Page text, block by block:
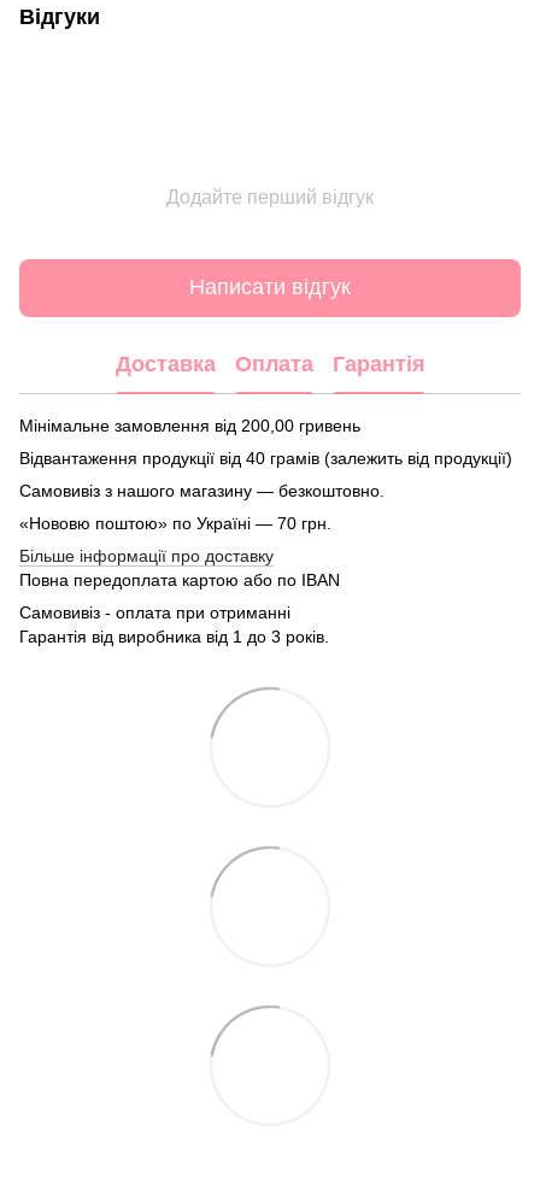
Відгуки
Додайте перший відгук
Написати відгук
Доставка Оплата Гарантія
Мінімальне замовлення від 200,00 гривень
Відвантаження продукції від 40 грамів (залежить від продукції)
Самовивіз з нашого магазину — безкоштовно.
«Нововю поштою» по Україні — 70 грн.
Більше інформації про доставку
Повна передоплата картою або по IBAN
Самовивіз - оплата при отриманні
Гарантія від виробника від 1 до 3 років.